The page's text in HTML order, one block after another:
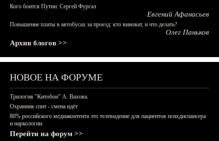
Кого боится Путин: Сергей Фургал
Евгений Афанасьев
Повышение платы в автобусах за проезд: кто виноват, и что делать?
Олег Паньков
Архив блогов >>
НОВОЕ НА ФОРУМЕ
Трилогия "Китобои" А. Вахова.
Охранник спит - смена идёт
80% российского медиаконтента это телевидение для пациентов психдиспансера
и наркологии.
Перейти на форум >>